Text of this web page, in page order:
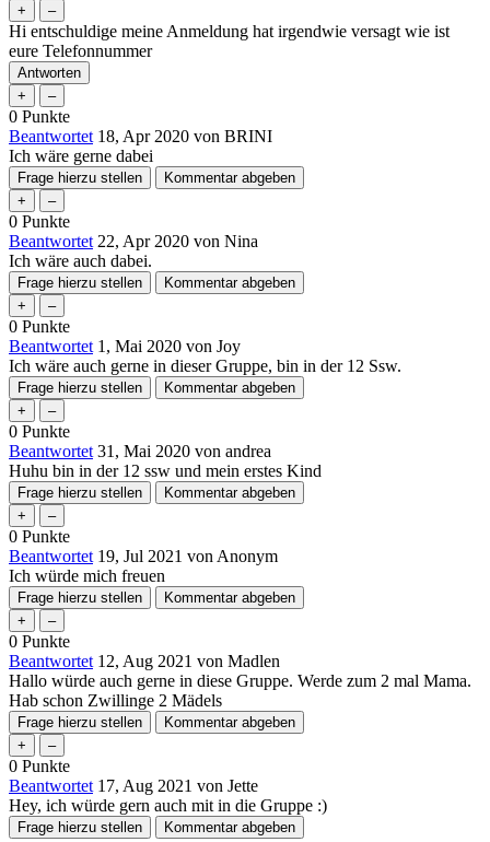
Hi entschuldige meine Anmeldung hat irgendwie versagt wie ist
eure Telefonnummer
0 Punkte
Beantwortet 18, Apr 2020 von BRINI
Ich wäre gerne dabei
0 Punkte
Beantwortet 22, Apr 2020 von Nina
Ich wäre auch dabei.
0 Punkte
Beantwortet 1, Mai 2020 von Joy
Ich wäre auch gerne in dieser Gruppe, bin in der 12 Ssw.
0 Punkte
Beantwortet 31, Mai 2020 von andrea
Huhu bin in der 12 ssw und mein erstes Kind
0 Punkte
Beantwortet 19, Jul 2021 von Anonym
Ich würde mich freuen
0 Punkte
Beantwortet 12, Aug 2021 von Madlen
Hallo würde auch gerne in diese Gruppe. Werde zum 2 mal Mama.
Hab schon Zwillinge 2 Mädels
0 Punkte
Beantwortet 17, Aug 2021 von Jette
Hey, ich würde gern auch mit in die Gruppe :)